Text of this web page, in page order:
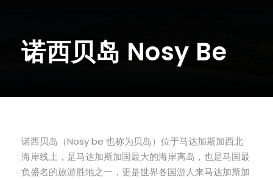
诺西贝岛 Nosy Be
诺西贝岛（Nosy be 也称为贝岛）位于马达加斯加西北
海岸线上，是马达加斯加国最大的海岸离岛，也是马国最
负盛名的旅游胜地之一，更是世界各国游人来马达加斯加